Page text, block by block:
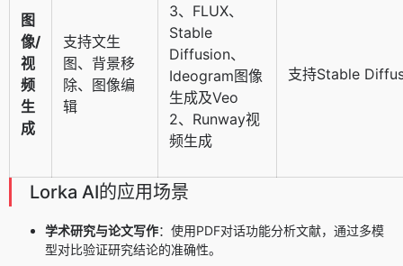
图
像/
视
频
生
成
支持文生
图、背景移
除、图像编
辑
3、FLUX、
Stable
Diffusion、
Ideogram图像
生成及Veo
2、Runway视
频生成
支持Stable
Lorka AI的应用场景
学术研究与论文写作：使用PDF对话功能分析文献，通过多模
型对比验证研究结论的准确性。